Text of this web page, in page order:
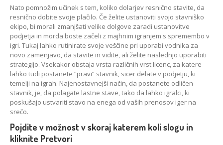
Nato pomnožim učinek s tem, koliko dolarjev resnično stavite, da
resnično dobite svoje plačilo. Če želite ustanoviti svojo stavniško
ekipo, bi morali zmanjšati velike dolgove zaradi ustanovitve
podjetja in morda boste začeli z majhnim igranjem s spremembo v
igri. Tukaj lahko rutinirate svoje veščine pri uporabi vodnika za
novo zamenjavo, da stavite in vidite, ali želite naslednjo uporabiti
strategijo. Vsekakor obstaja vrsta različnih vrst licenc, za katere
lahko tudi postanete “pravi” stavnik, sicer delate v podjetju, ki
temelji na igrah. Najenostavnejši način, da postanete odličen
stavnik, je, da polagate lastne stave, tako da lahko igralci, ki
poskušajo ustvariti stavo na enega od vaših prenosov iger na
srečo.
Pojdite v možnost v skoraj katerem koli slogu in
kliknite Pretvori